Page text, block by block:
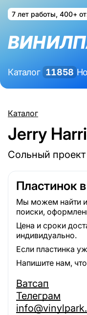
7 лет работы, 400+
Каталог 11858
Каталог
Jerry
Сольный
Пластинок
Мы можем найти и
поиски,
Цена и сроки
индивидуально.
Если пластинка
Напишите нам,
Ватсап
Телеграм